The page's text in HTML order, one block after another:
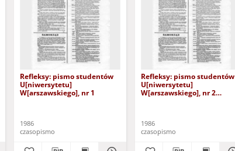
Refleksy: pismo studentów
U[niwersytetu]
W[arszawskiego], nr 1
1986
czasopismo
Refleksy: pismo studentów
U[niwersytetu]
W[arszawskiego], nr 2
1986
czasopismo